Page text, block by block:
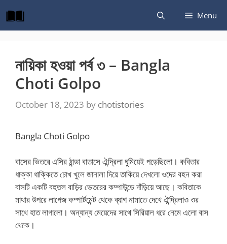
to
content
Menu
নায়িকা হওয়া পর্ব ৩ – Bangla
Choti Golpo
October 18, 2023 by chotistories
Bangla Choti Golpo
বাসের ভিতরে এসির ঠান্ডা বাতাসে ঐন্দ্রিলা ঘুমিয়েই পড়েছিলো। কবিতার
ধাক্কা ধাক্কিতে চোখ খুলে জানালা দিয়ে তাকিয়ে দেখলো ওদের বহন করা
বাসটি একটি বহুতল বাড়ির ভেতরের কম্পাউন্ডে দাঁড়িয়ে আছে। কবিতাকে
মাথার উপরে লাগেজ কম্পার্টমেন্ট থেকে ব্যাগ নামাতে দেখে ঐন্দ্রিলাও ওর
সাথে হাত লাগালো। অন্যান্য মেয়েদের সাথে সিরিয়াল ধরে নেমে এলো বাস
থেকে।